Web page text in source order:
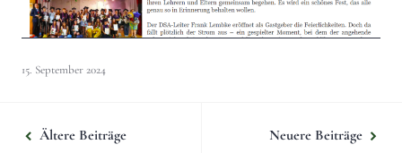
15. September 2024
Ältere Beiträge Neuere Beiträge